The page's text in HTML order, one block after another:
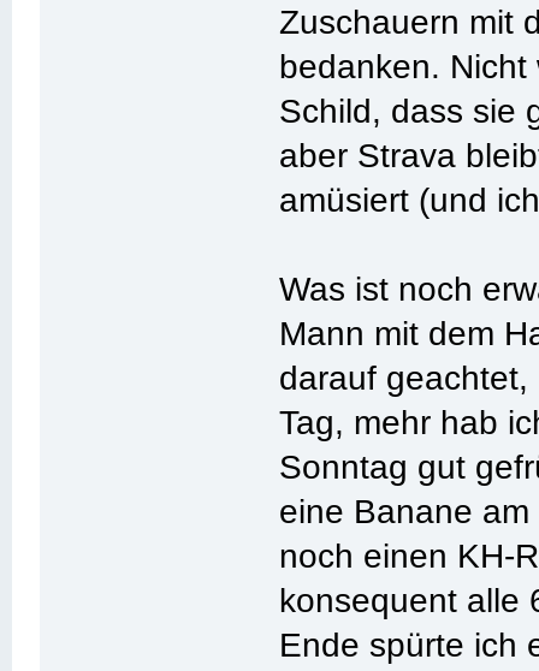
Zuschauern mit
bedanken.
Schild, dass sie
aber Strava
amüsiert (und
Was ist noch
Mann mit dem
darauf
Tag, mehr hab
Sonntag gut
eine Banane
noch einen KH-
konsequent alle
Ende spürte ich